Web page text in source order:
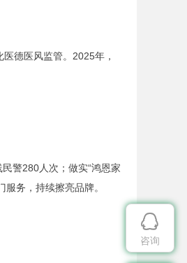
德医风监管。2025年，
警280人次；做实“鸿恩家
务，持续擦亮品牌。

咨询